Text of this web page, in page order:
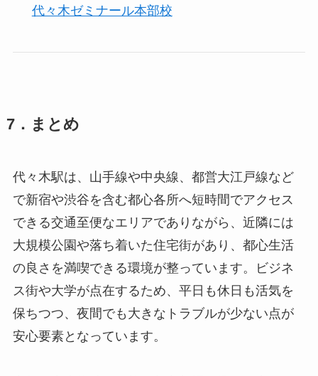
代々木ゼミナール本部校
7．まとめ
代々木駅は、山手線や中央線、都営大江戸線など
で新宿や渋谷を含む都心各所へ短時間でアクセス
できる交通至便なエリアでありながら、近隣には
大規模公園や落ち着いた住宅街があり、都心生活
の良さを満喫できる環境が整っています。ビジネ
ス街や大学が点在するため、平日も休日も活気を
保ちつつ、夜間でも大きなトラブルが少ない点が
安心要素となっています。